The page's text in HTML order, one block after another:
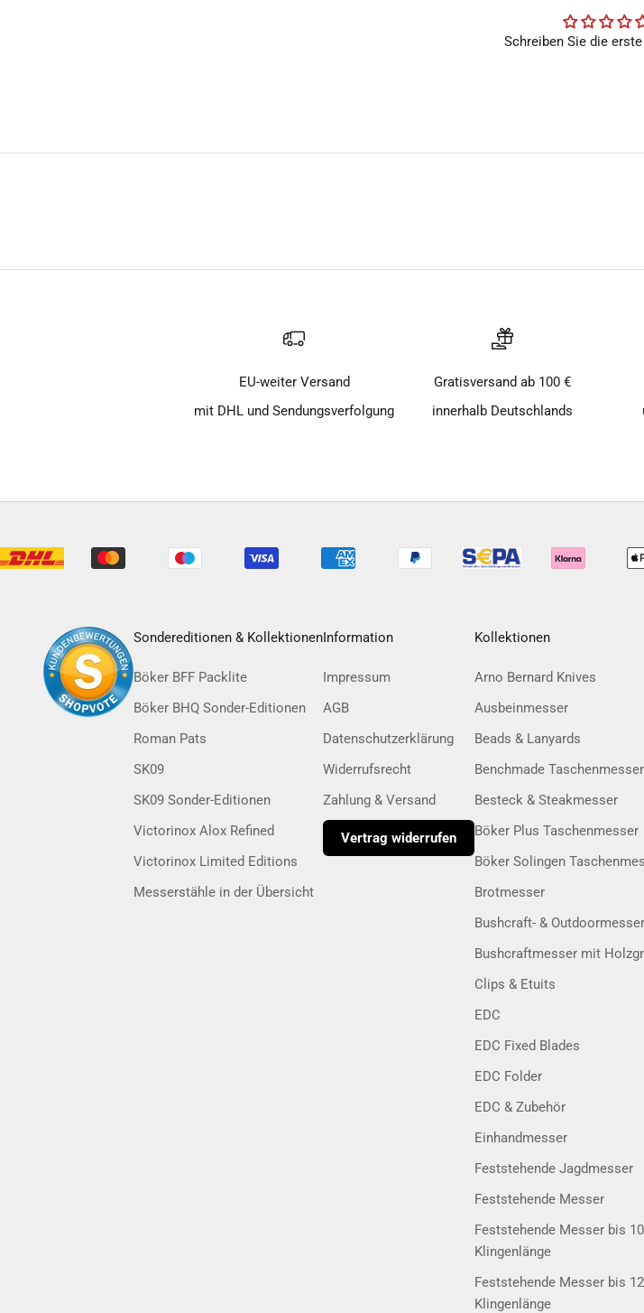
Schreiben Sie die
EU-weiter Versand
mit DHL und Sendungsverfolgung
Gratisversand ab 100 €
innerhalb Deutschlands
Sondereditionen & Kollektionen
Böker BFF Packlite
Böker BHQ Sonder-Editionen
Roman Pats
SK09
SK09 Sonder-Editionen
Victorinox Alox Refined
Victorinox Limited Editions
Messerstähle in der Übersicht
Information
Impressum
AGB
Datenschutzerklärung
Widerrufsrecht
Zahlung & Versand
Vertrag widerrufen
Kollektionen
Arno Bernard Knives
Ausbeinmesser
Beads & Lanyards
Benchmade Taschenmesser
Besteck & Steakmesser
Böker Plus Taschenmesser
Böker Solingen
Brotmesser
Bushcraft- & Outdoormesser
Bushcraftmesser mit
Clips & Etuits
EDC
EDC Fixed Blades
EDC Folder
EDC & Zubehör
Einhandmesser
Feststehende Jagdmesser
Feststehende Messer
Feststehende Messer bis
Klingenlänge
Feststehende Messer bis
Klingenlänge